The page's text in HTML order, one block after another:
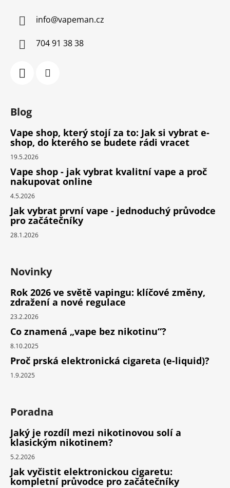
info@vapeman.cz
704 91 38 38
Blog
Vape shop, který stojí za to: Jak si vybrat e-
shop, do kterého se budete rádi vracet
19.5.2026
Vape shop - jak vybrat kvalitní vape a proč
nakupovat online
4.5.2026
Jak vybrat první vape - jednoduchý průvodce
pro začátečníky
28.1.2026
Novinky
Rok 2026 ve světě vapingu: klíčové změny,
zdražení a nové regulace
23.2.2026
Co znamená „vape bez nikotinu“?
8.10.2025
Proč prská elektronická cigareta (e-liquid)?
1.9.2025
Poradna
Jaký je rozdíl mezi nikotinovou solí a
klasickým nikotinem?
5.2.2026
Jak vyčistit elektronickou cigaretu:
kompletní průvodce pro začátečníky